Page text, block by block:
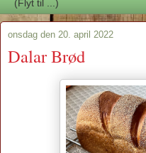
onsdag den 20. april 2022
Dalar Brød